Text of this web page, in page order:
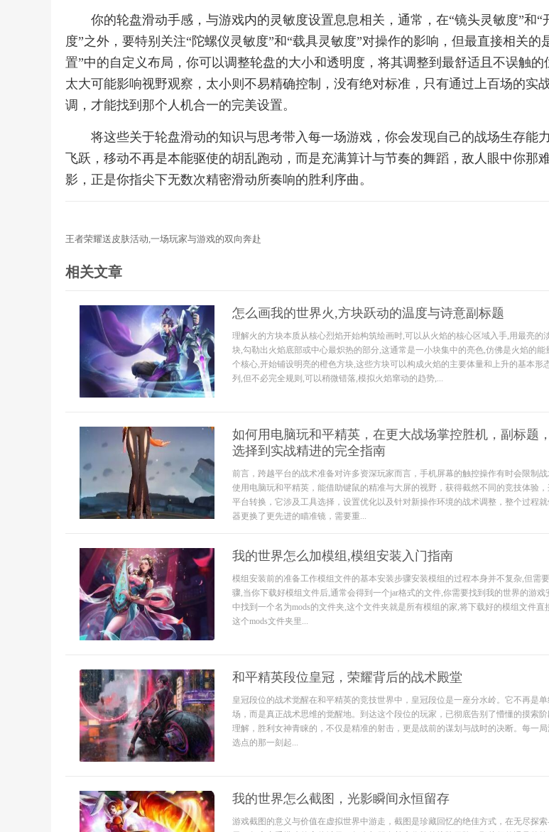
你的轮盘滑动手感，与游戏内的灵敏度设置息息相关，通常，在“镜头灵敏度”和“
度”之外，要特别关注“陀螺仪灵敏度”和“载具灵敏度”对操作的影响，但最直接相关的
置”中的自定义布局，你可以调整轮盘的大小和透明度，将其调整到最舒适且不误触的
太大可能影响视野观察，太小则不易精确控制，没有绝对标准，只有通过上百场的实
调，才能找到那个人机合一的完美设置。
将这些关于轮盘滑动的知识与思考带入每一场游戏，你会发现自己的战场生存能
飞跃，移动不再是本能驱使的胡乱跑动，而是充满算计与节奏的舞蹈，敌人眼中你那
影，正是你指尖下无数次精密滑动所奏响的胜利序曲。
王者荣耀送皮肤活动,一场玩家与游戏的双向奔赴
相关文章
怎么画我的世界火,方块跃动的温度与诗意副标题
理解火的方块本质从核心烈焰开始构筑绘画时,可以从火焰的核心区域入手,用最亮的
块,勾勒出火焰底部或中心最炽热的部分,这通常是一小块集中的亮色,仿佛是火焰的能
个核心,开始铺设明亮的橙色方块,这些方块可以构成火焰的主要体量和上升的基本形
列,但不必完全规则,可以稍微错落,模拟火焰窜动的趋势,...
如何用电脑玩和平精英，在更大战场掌控胜机，副标题
选择到实战精进的完全指南
前言，跨越平台的战术准备对许多资深玩家而言，手机屏幕的触控操作有时会限制
使用电脑玩和平精英，能借助键鼠的精准与大屏的视野，获得截然不同的竞技体验
平台转换，它涉及工具选择，设置优化以及针对新操作环境的战术调整，整个过程
器更换了更先进的瞄准镜，需要重...
我的世界怎么加模组,模组安装入门指南
模组安装前的准备工作模组文件的基本安装步骤安装模组的过程本身并不复杂,但需
骤,当你下载好模组文件后,通常会得到一个jar格式的文件,你需要找到我的世界的游戏
中找到一个名为mods的文件夹,这个文件夹就是所有模组的家,将下载好的模组文件直
这个mods文件夹里...
和平精英段位皇冠，荣耀背后的战术殿堂
皇冠段位的战术觉醒在和平精英的竞技世界中，皇冠段位是一座分水岭。它不再是
场，而是真正战术思维的觉醒地。到达这个段位的玩家，已彻底告别了懵懂的摸索
理解，胜利女神青睐的，不仅是精准的射击，更是战前的谋划与战时的决断。每一
选点的那一刻起...
我的世界怎么截图，光影瞬间永恒留存
游戏截图的意义与价值在虚拟世界中游走，截图是珍藏回忆的绝佳方式，在无尽探